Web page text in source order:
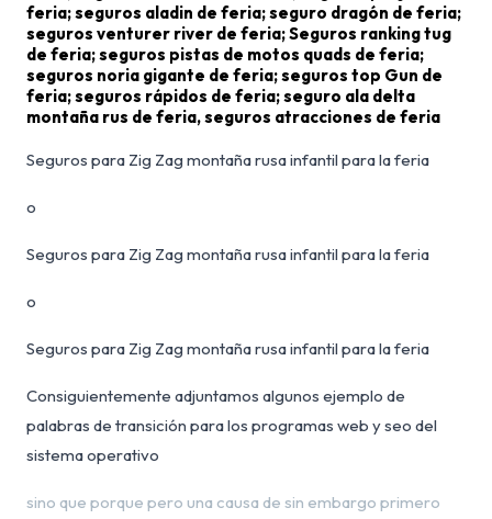
feria; seguros aladin de feria; seguro dragón de feria;
seguros venturer river de feria; Seguros ranking tug
de feria; seguros pistas de motos quads de feria;
seguros noria gigante de feria; seguros top Gun de
feria; seguros rápidos de feria; seguro ala delta
montaña rus de feria, seguros atracciones de feria
Seguros para Zig Zag montaña rusa infantil para la feria
o
Seguros para Zig Zag montaña rusa infantil para la feria
o
Seguros para Zig Zag montaña rusa infantil para la feria
Consiguientemente adjuntamos algunos ejemplo de
palabras de transición para los programas web y seo del
sistema operativo
sino que porque pero una causa de sin embargo primero